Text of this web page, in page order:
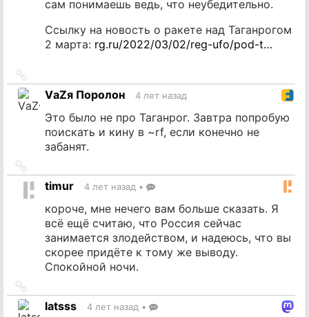
сам понимаешь ведь, что неубедительно.
Ссылку на новость о ракете над Таганрогом
2 марта: rg.ru/2022/03/02/reg-ufo/pod-t…
на
источник
VаZя Поролон 4 лет назад
Это было не про Таганрог. Завтра попробую
поискать и кину в ~rf, если конечно не
забанят.
на
источник
timur 4 лет назад •
короче, мне нечего вам больше сказать. Я
всё ещё считаю, что Россия сейчас
занимается злодейством, и надеюсь, что вы
скорее придёте к тому же выводу.
Спокойной ночи.
на
источник
latsss 4 лет назад •